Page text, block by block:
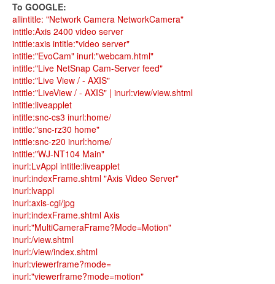
To GOOGLE:
allintitle: "Network Camera NetworkCamera"
intitle:Axis 2400 video server
intitle:axis intitle:"video server"
intitle:"EvoCam" inurl:"webcam.html"
intitle:"Live NetSnap Cam-Server feed"
intitle:"Live View / - AXIS"
intitle:"LiveView / - AXIS" | inurl:view/view.shtml
intitle:liveapplet
intitle:snc-cs3 inurl:home/
intitle:"snc-rz30 home"
intitle:snc-z20 inurl:home/
intitle:"WJ-NT104 Main"
inurl:LvAppl intitle:liveapplet
inurl:indexFrame.shtml "Axis Video Server"
inurl:lvappl
inurl:axis-cgi/jpg
inurl:indexFrame.shtml Axis
inurl:"MultiCameraFrame?Mode=Motion"
inurl:/view.shtml
inurl:/view/index.shtml
inurl:viewerframe?mode=
inurl:"viewerframe?mode=motion"